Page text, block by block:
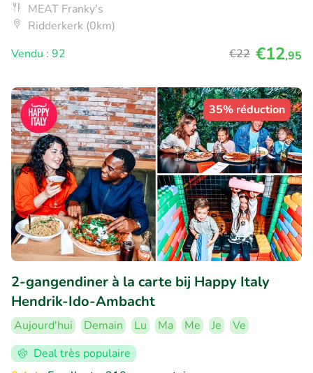
MEAT Franky's
Ridderkerk (0km)
Vendu : 92
€22 €12,95
35% réduction
2-gangendiner à la carte bij Happy Italy
Hendrik-Ido-Ambacht
Aujourd'hui Demain Lu Ma Me Je
Ve
Deal très populaire